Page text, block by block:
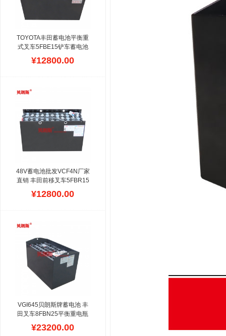
用寿命一般为普通电池较
长,贝朗斯牌配套,主推丰田
叉车维修,代理商,配件店,现
TOYOTA丰田蓄电池平衡重
式叉车5FBE15铲车蓄电池
VCF4N/48V280Ah 贝朗斯
提供日本TOYOTA丰田
JIS极板配方,符合丰田三轮
确,全国范围包安装,可提供
维修,修复,保养,电池技术培
训,容量测试等服务,为丰田
铲车用户提供更好的体验
¥12800.00
48V蓄电池批发VCF4N厂家
直销 丰田前移叉车5FBR15
电瓶280Ah维修配件供应丰
田5FBR系列前移式电瓶叉
的特种铅钙合金,提高了蓄
恶劣电力条件的能力,电池
内部装有特制安全阀,丰田
各种仓库前移式车辆电瓶设
计尺寸准确,富余容量高,螺
丝连接,大容量,保修时间长,
现货交付.
¥12800.00
VGI645贝朗斯牌蓄电池 丰
田叉车8FBN25平衡重电瓶
叉车专用蓄电池
48V8FBN25属于
¥23200.00